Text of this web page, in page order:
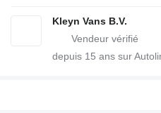
Kleyn Vans B.V.
depuis 15 ans sur